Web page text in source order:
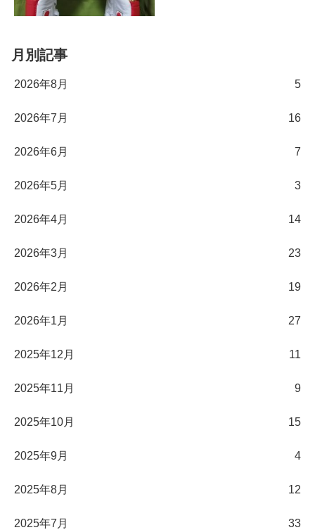
月別記事
2026年8月 5
2026年7月 16
2026年6月 7
2026年5月 3
2026年4月 14
2026年3月 23
2026年2月 19
2026年1月 27
2025年12月 11
2025年11月 9
2025年10月 15
2025年9月 4
2025年8月 12
2025年7月 33